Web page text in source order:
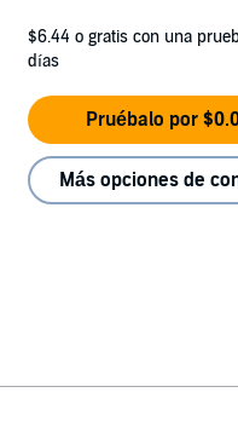
$6.44 o gratis con una
días
Pruébalo por
Más opciones de